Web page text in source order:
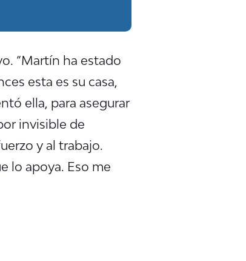
“Martín ha estado
esta es su casa,
ella, para asegurar
invisible de
y al trabajo.
lo apoya. Eso me